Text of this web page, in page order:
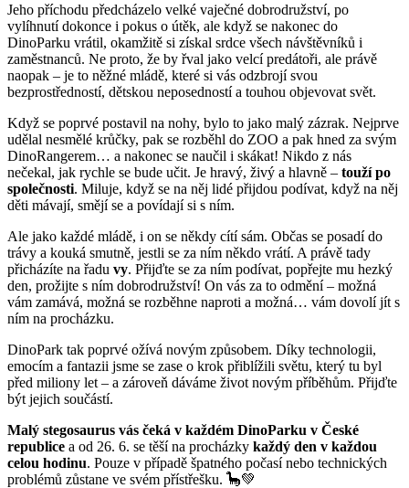
Jeho příchodu předcházelo velké vaječné dobrodružství, po
vylíhnutí dokonce i pokus o útěk, ale když se nakonec do
DinoParku vrátil, okamžitě si získal srdce všech návštěvníků i
zaměstnanců. Ne proto, že by řval jako velcí predátoři, ale právě
naopak – je to něžné mládě, které si vás odzbrojí svou
bezprostředností, dětskou neposedností a touhou objevovat svět.
Když se poprvé postavil na nohy, bylo to jako malý zázrak. Nejprve
udělal nesmělé krůčky, pak se rozběhl do ZOO a pak hned za svým
DinoRangerem… a nakonec se naučil i skákat! Nikdo z nás
nečekal, jak rychle se bude učit. Je hravý, živý a hlavně – touží po
společnosti. Miluje, když se na něj lidé přijdou podívat, když na něj
děti mávají, smějí se a povídají si s ním.
Ale jako každé mládě, i on se někdy cítí sám. Občas se posadí do
trávy a kouká smutně, jestli se za ním někdo vrátí. A právě tady
přicházíte na řadu vy. Přijďte se za ním podívat, popřejte mu hezký
den, prožijte s ním dobrodružství! On vás za to odmění – možná
vám zamává, možná se rozběhne naproti a možná… vám dovolí jít s
ním na procházku.
DinoPark tak poprvé ožívá novým způsobem. Díky technologii,
emocím a fantazii jsme se zase o krok přiblížili světu, který tu byl
před miliony let – a zároveň dáváme život novým příběhům. Přijďte
být jejich součástí.
Malý stegosaurus vás čeká v každém DinoParku v České
republice a od 26. 6. se těší na procházky každý den v každou
celou hodinu. Pouze v případě špatného počasí nebo technických
problémů zůstane ve svém přístřešku. 🦕💚